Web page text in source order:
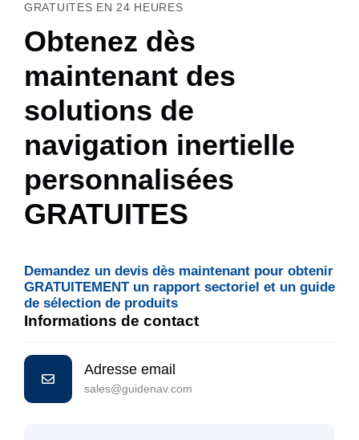
GRATUITES EN 24 HEURES
Obtenez dès
maintenant des
solutions de
navigation inertielle
personnalisées
GRATUITES
Demandez un devis dès maintenant pour obtenir
GRATUITEMENT un rapport sectoriel et un guide
de sélection de produits
Informations de contact
Adresse email
sales@guidenav.com